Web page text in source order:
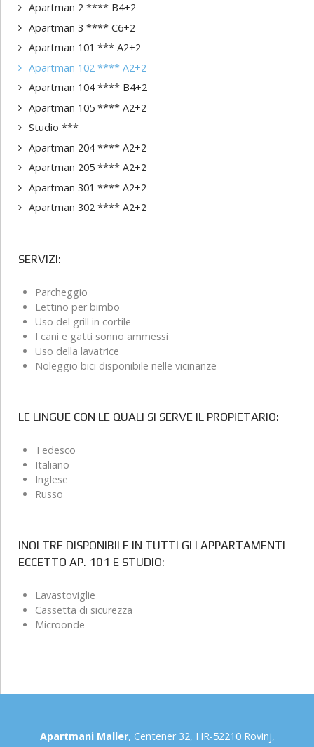
Apartman 2 **** B4+2
Apartman 3 **** C6+2
Apartman 101 *** A2+2
Apartman 102 **** A2+2
Apartman 104 **** B4+2
Apartman 105 **** A2+2
Studio ***
Apartman 204 **** A2+2
Apartman 205 **** A2+2
Apartman 301 **** A2+2
Apartman 302 **** A2+2
SERVIZI:
Parcheggio
Lettino per bimbo
Uso del grill in cortile
I cani e gatti sonno ammessi
Uso della lavatrice
Noleggio bici disponibile nelle vicinanze
LE LINGUE CON LE QUALI SI SERVE IL PROPIETARIO:
Tedesco
Italiano
Inglese
Russo
INOLTRE DISPONIBILE IN TUTTI GLI APPARTAMENTI
ECCETTO AP. 101 E STUDIO:
Lavastoviglie
Cassetta di sicurezza
Microonde
Apartmani Maller, Centener 32, HR-52210 Rovinj,